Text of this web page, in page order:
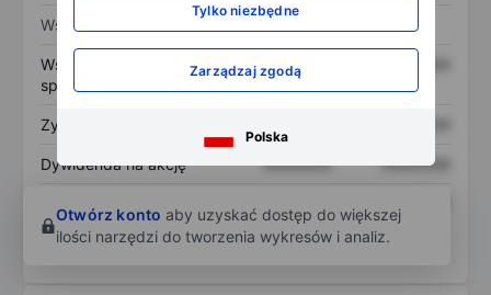
Tylko niezbędne
Zarządzaj zgodą
Polska
Wskaźniki
Współczynnik cena do
sprzedaży
XXXXXXX
Zysk na akcję
Dywidenda na akcję XXXXXXX XXXXXXX
własnego
Otwórz konto aby uzyskać dostęp do większej
ilości narzędzi do tworzenia wykresów i analiz.